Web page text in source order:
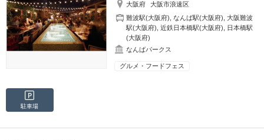
大阪府
大阪市浪速区
難波駅(大阪府) ,なんば駅(大阪府) ,大阪難波
駅(大阪府) ,近鉄日本橋駅(大阪府)
日本橋駅
(大阪府)
なんばパークス
グルメ・フードフェス
駐車場